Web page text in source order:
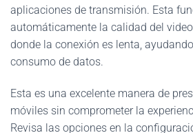
aplicaciones de transmisión. Esta
automáticamente la calidad del
donde la conexión es lenta,
consumo de datos.
Esta es una excelente manera de
móviles sin comprometer la
Revisa las opciones en la